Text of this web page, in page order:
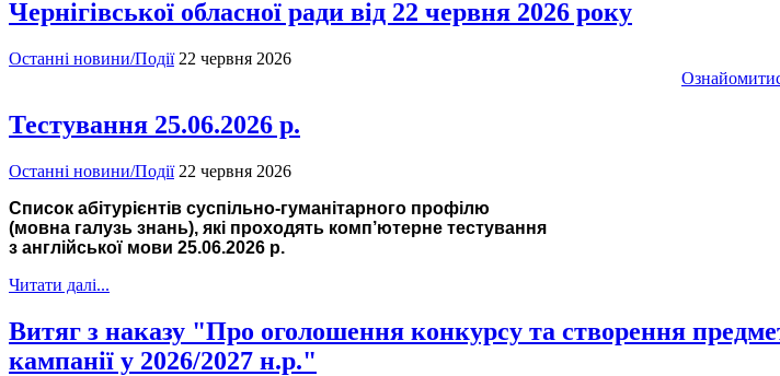
Чернігівської обласної ради від 22 червня 2026 року
Останні новини/Події 22 червня 2026
Тестування 25.06.2026 р.
Останні новини/Події 22 червня 2026
Список абітурієнтів суспільно-гуманітарного профілю
(мовна галузь знань), які проходять комп’ютерне тестування
з англійської мови 25.06.2026 р.
Читати далі...
Витяг з наказу "Про оголошення конкурсу та створення
кампанії у 2026/2027 н.р."